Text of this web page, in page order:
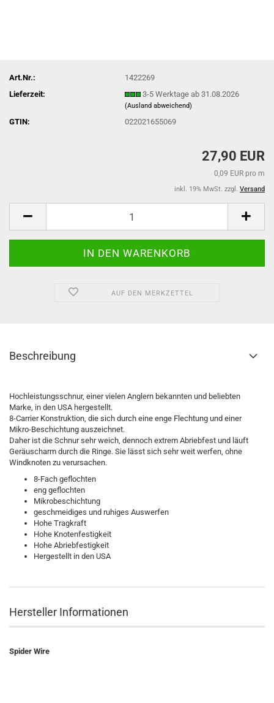
Art.Nr.:
1422269
Lieferzeit:
3-5 Werktage ab 31.08.2026
(Ausland abweichend)
GTIN: 022021655069
27,90 EUR
0,09 EUR pro m
inkl. 19% MwSt. zzgl. Versand
AUF DEN MERKZETTEL
Beschreibung
Hochleistungsschnur, einer vielen Anglern bekannten und beliebten
Marke, in den USA hergestellt.
8-Carrier Konstruktion, die sich durch eine enge Flechtung und einer
Mikro-Beschichtung auszeichnet.
Daher ist die Schnur sehr weich, dennoch extrem Abriebfest und läuft
Geräuscharm durch die Ringe. Sie lässt sich sehr weit werfen, ohne
Windknoten zu verursachen.
8-Fach geflochten
eng geflochten
Mikrobeschichtung
geschmeidiges und ruhiges Auswerfen
Hohe Tragkraft
Hohe Knotenfestigkeit
Hohe Abriebfestigkeit
Hergestellt in den USA
Hersteller Informationen
Spider Wire